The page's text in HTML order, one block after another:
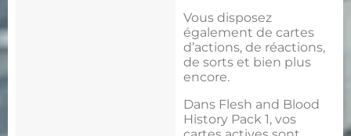
Vous disposez
également de cartes
d’actions, de réactions,
de sorts et bien plus
encore.
Dans Flesh and Blood
History Pack 1, vos